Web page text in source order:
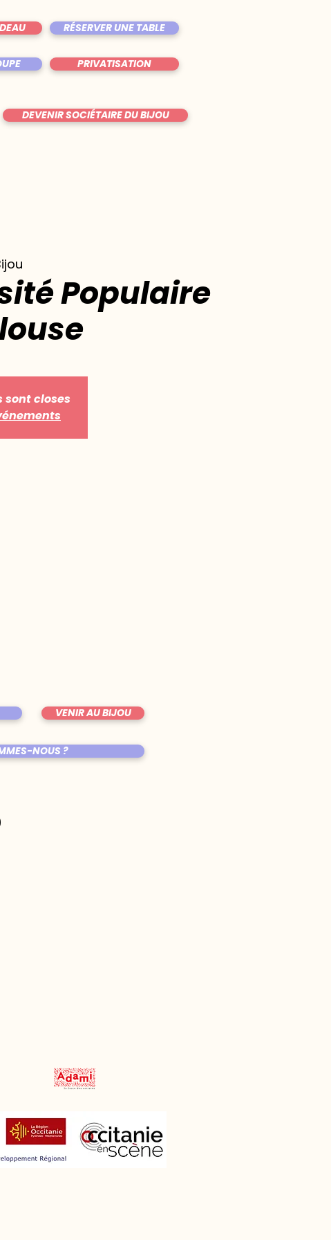
RÉSERVER UNE TABLE
PRIVATISATION
DEVENIR SOCIÉTAIRE DU BIJOU
Populaire
sont closes
VENIR AU BIJOU
NOUS ?